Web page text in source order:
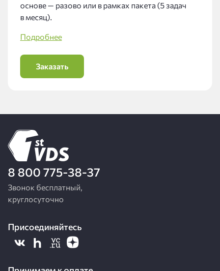
основе — разово или в рамках пакета (5 задач
в месяц).
Подробнее
Заказать
8 800 775-38-37
Звонок бесплатный,
круглосуточно
Присоединяйтесь